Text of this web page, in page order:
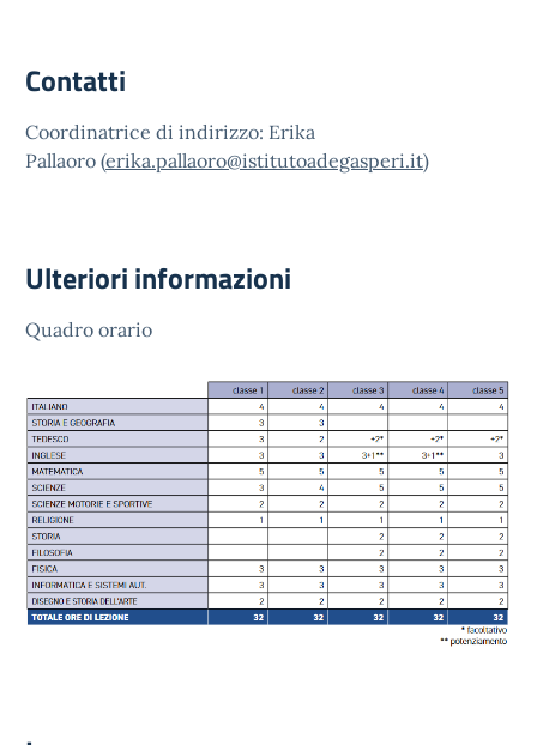
Contatti
Coordinatrice di indirizzo: Erika
Pallaoro (erika.pallaoro@istitutoadegasperi.it)
Ulteriori informazioni
Quadro orario